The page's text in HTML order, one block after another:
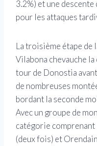
3.2%) et une
pour les attaques
La troisième étape de
Vilabona chevauche
tour de Donostia
de nombreuses
bordant la seconde
Avec un groupe de
catégorie
(deux fois) et